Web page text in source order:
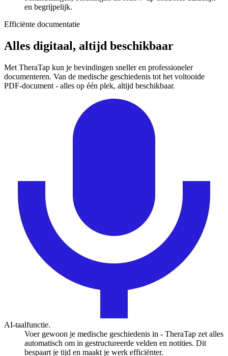
en begrijpelijk.
Efficiënte documentatie
Alles digitaal, altijd beschikbaar
Met TheraTap kun je bevindingen sneller en professioneler
documenteren. Van de medische geschiedenis tot het voltooide
PDF-document - alles op één plek, altijd beschikbaar.
AI-taalfunctie.
Voer gewoon je medische geschiedenis in - TheraTap zet alles
automatisch om in gestructureerde velden en notities. Dit
bespaart je tijd en maakt je werk efficiënter.